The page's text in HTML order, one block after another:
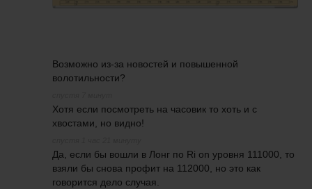
Возможно из-за новостей и повышенной
волотильности?
Хотя если посмотреть на часовик то хоть и с
хвостами, но видно!
Да, если бы вошли в Лонг по Ri on уровня 111000, то
взяли бы снова профит на 112000, но это как
говорится дело случая.